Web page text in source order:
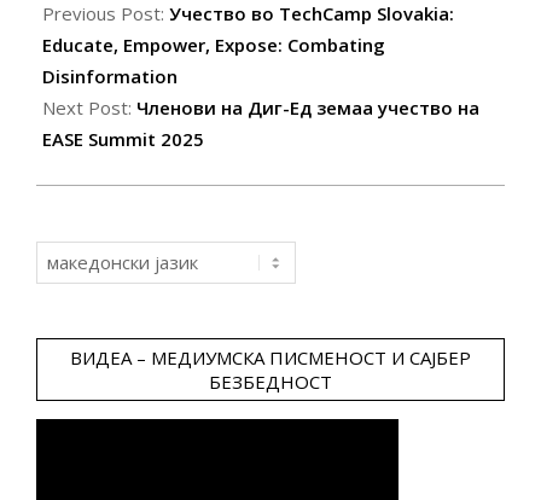
09-
09
Previous Post: Учество во TechCamp Slovakia:
Educate, Empower, Expose: Combating
Disinformation
Next Post: Членови на Диг-Ед земаа учество на
EASE Summit 2025
a
ВИДЕА – МЕДИУМСКА ПИСМЕНОСТ И САЈБЕР
БЕЗБЕДНОСТ